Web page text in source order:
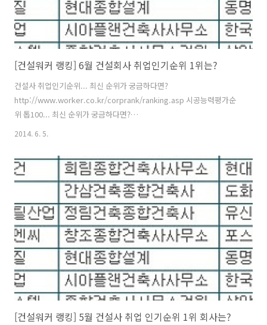
[건설워커 랭킹] 6월 건설회사 취업인기순위 1위는?
건설사 취업인기순위... 최신 순위가 궁금하다면?
http://www.worker.co.kr/corprank/ranking.asp 시공능력평가순
위 톱100... 최신 순위가 궁금하다면?
를 지켰다. 건설취업포털 건설워커(www.worker.co.kr 대표 유종현)는
2014년 6월 건설사 취업인기순위(일명 ‘건설워커 랭킹’)에서 삼성물산
이 종합건설 부문 정상자리를 굳건히 지켰다고 5일 밝혔다. 삼성물산은
지난해 4월부터 15개월째 1위를 기록 중이다. 또 삼성엔지니어링(엔지
니어링), 특수건설(전문건설), 삼우종합건축사사무소(건축설계), 은민..
2014. 6. 5.
[건설워커 랭킹] 5월 건설사 취업 인기순위 1위 회사는?